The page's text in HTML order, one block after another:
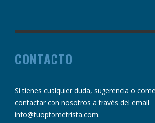
CONTACTO
Si tienes cualquier duda, sugerencia o
contactar con nosotros a través del email
info@tuoptometrista.com.